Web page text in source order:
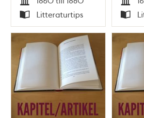
Tid
Typ
Litteraturtips Tid
Typ